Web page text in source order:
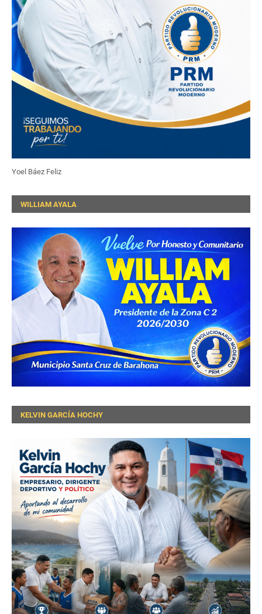
Yoel Báez Feliz
WILLIAM AYALA
KELVIN GARCÍA HOCHY